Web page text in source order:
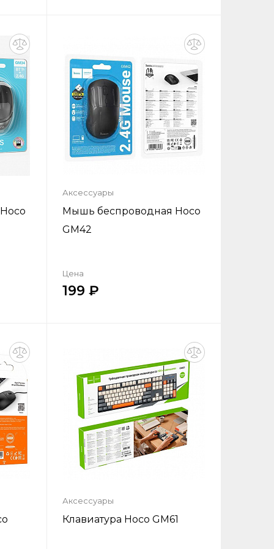
Добавить в корзину
Аксессуары
Мышь беспроводная Hoco
GM42
Цена
199
Добавить в корзину
Аксессуары
Клавиатура Hoco GM61